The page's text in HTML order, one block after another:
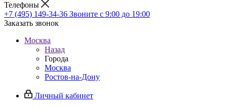
Телефоны
+7 (495) 149-34-36 Звоните с 9:00 до 19:00
Заказать звонок
Москва
Назад
Города
Москва
Ростов-на-Дону
Личный кабинет